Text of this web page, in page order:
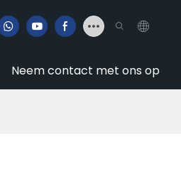
Neem contact met ons op